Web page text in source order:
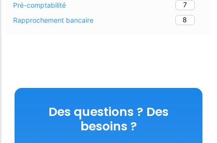
Pré-comptabilité
7
Rapprochement bancaire
8
Des questions ? Des
besoins ?